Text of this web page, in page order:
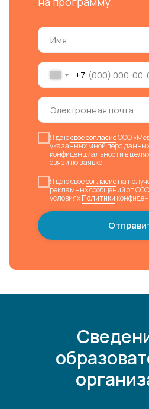
+7
Я даюсвое согласиеООО
указанных мной
конфиденциальности в
связи по заявке.
Я даю своесогласиена
рекламных сообщений от
условияхПолитики